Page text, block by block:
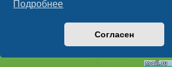
Подробнее
Согласен
Time: 0.050s| Peak Memory Usage: 2.15 МБ |
© phpBB Guru, 2004—2026
Powered by
Style byArtodia